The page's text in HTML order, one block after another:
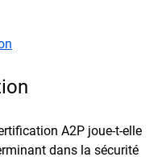
A2P joue-t-elle
dans la sécurité